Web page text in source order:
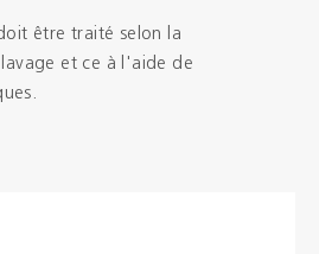
être traité selon la
et ce à l'aide de